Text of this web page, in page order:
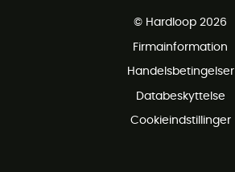
Gratis retur inden for 100 dage
© Hardloop 2026
Firmainformation
Handelsbetingelser
Databeskyttelse
Cookieindstillinger